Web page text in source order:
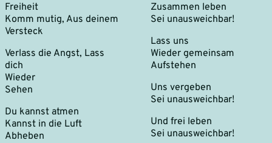
Freiheit
Komm mutig, Aus deinem
Versteck
Verlass die Angst, Lass
dich
Wieder
Sehen
Du kannst atmen
Kannst in die Luft
Abheben
Zusammen leben
Sei unausweichbar!
Lass uns
Wieder gemeinsam
Aufstehen
Uns vergeben
Sei unausweichbar!
Und frei leben
Sei unausweichbar!